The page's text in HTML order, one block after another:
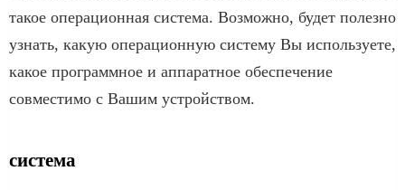
такое операционная система. Возможно, будет полезно
узнать, какую операционную систему Вы используете,
какое программное и аппаратное обеспечение
совместимо с Вашим устройством.
система